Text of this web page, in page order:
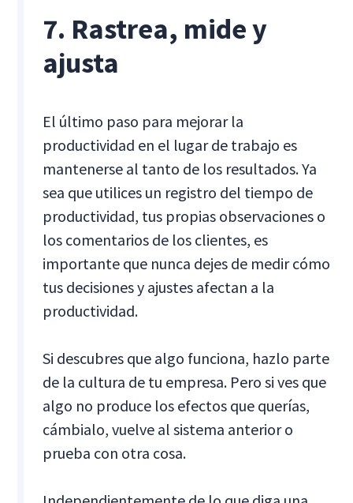
7. Rastrea, mide y
ajusta
El último paso para mejorar la
productividad en el lugar de trabajo es
mantenerse al tanto de los resultados. Ya
sea que utilices un registro del tiempo de
productividad, tus propias observaciones o
los comentarios de los clientes, es
importante que nunca dejes de medir cómo
tus decisiones y ajustes afectan a la
productividad.
Si descubres que algo funciona, hazlo parte
de la cultura de tu empresa. Pero si ves que
algo no produce los efectos que querías,
cámbialo, vuelve al sistema anterior o
prueba con otra cosa.